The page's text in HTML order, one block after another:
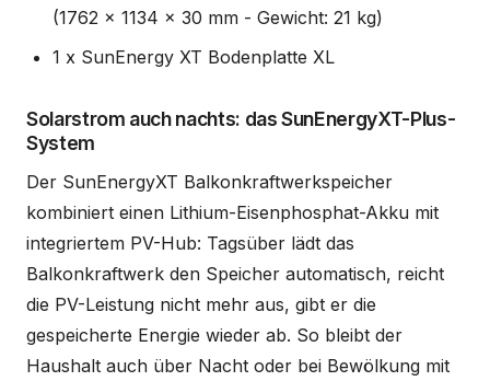
(1762 x 1134 x 30 mm - Gewicht: 21 kg)
1 x SunEnergy XT Bodenplatte XL
Solarstrom auch nachts: das SunEnergyXT-Plus-
System
Der SunEnergyXT Balkonkraftwerkspeicher
kombiniert einen Lithium-Eisenphosphat-Akku mit
integriertem PV-Hub: Tagsüber lädt das
Balkonkraftwerk den Speicher automatisch, reicht
die PV-Leistung nicht mehr aus, gibt er die
gespeicherte Energie wieder ab. So bleibt der
Haushalt auch über Nacht oder bei Bewölkung mit